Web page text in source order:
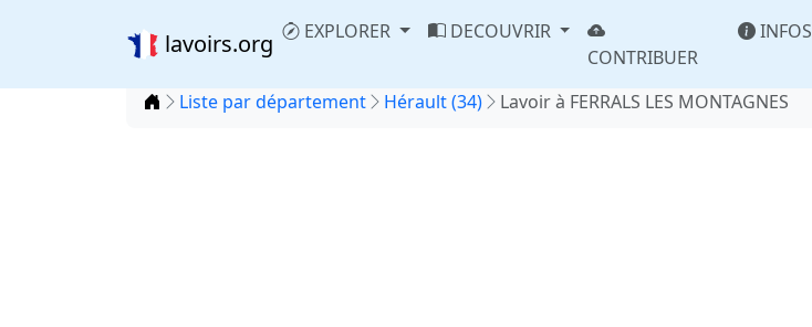
lavoirs.org EXPLORER
DECOUVRIR
CONTRIBUER
INFOS
Accueil
Liste par département Hérault (34) Lavoir à FERRALS LES MONTAGNES